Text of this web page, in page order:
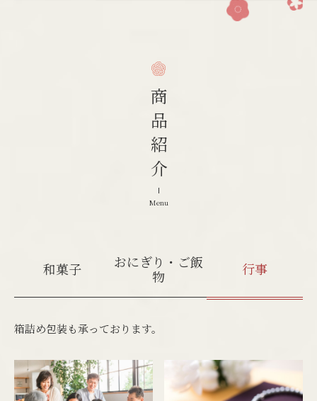
商品紹介
Menu
和菓子
おにぎり・ご飯
物
行事
箱詰め包装も承っております。